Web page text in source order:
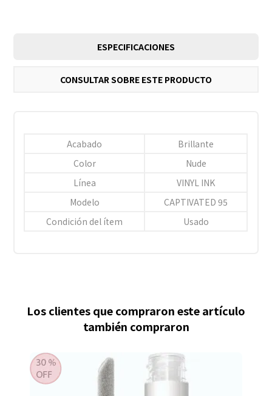
ESPECIFICACIONES
CONSULTAR SOBRE ESTE PRODUCTO
Acabado
Brillante
Color
Nude
Línea
VINYL INK
Modelo
CAPTIVATED 95
Condición del ítem
Usado
Los clientes que compraron este artículo
también compraron